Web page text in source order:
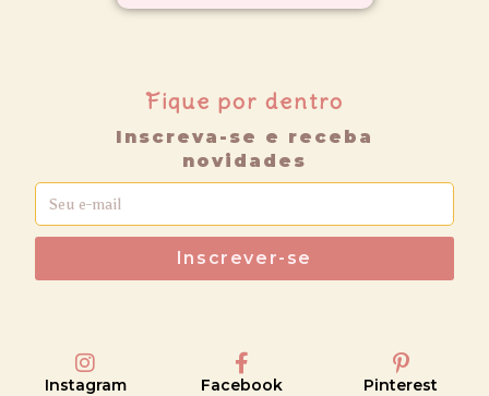
Fique por dentro
Inscreva-se e receba
novidades
Inscrever-se
Instagram Facebook Pinterest